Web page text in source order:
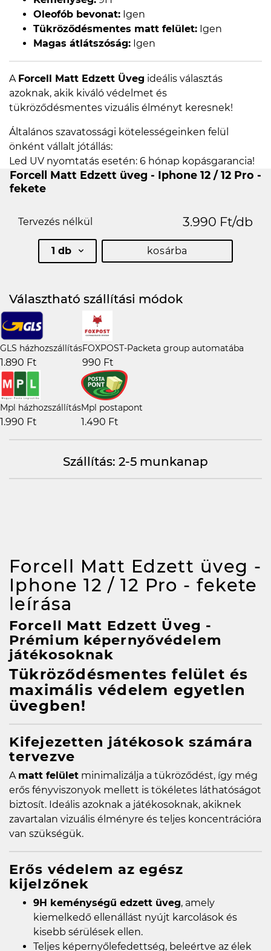
Oleofób bevonat: Igen
Tükröződésmentes matt felület: Igen
Magas átlátszóság: Igen
A Forcell Matt Edzett Üveg ideális választás
azoknak, akik kiváló védelmet és
tükröződésmentes vizuális élményt keresnek!
Általános szavatossági kötelességeinken felül
önként vállalt jótállás:
Led UV nyomtatás esetén: 6 hónap kopásgarancia!
Forcell Matt Edzett üveg - Iphone 12 / 12 Pro -
fekete
Tervezés nélkül 3.990 Ft/db
1 db kosárba
Választható szállítási módok
GLS házhozszállítás
1.890 Ft
FOXPOST-Packeta group automatába
990 Ft
Mpl házhozszállítás
1.990 Ft
Mpl postapont
1.490 Ft
Szállítás: 2-5 munkanap
Forcell Matt Edzett üveg -
Iphone 12 / 12 Pro - fekete
leírása
Forcell Matt Edzett Üveg -
Prémium képernyővédelem
játékosoknak
Tükröződésmentes felület és
maximális védelem egyetlen
üvegben!
Kifejezetten játékosok számára
tervezve
A matt felület minimalizálja a tükröződést, így még
erős fényviszonyok mellett is tökéletes láthatóságot
biztosít. Ideális azoknak a játékosoknak, akiknek
zavartalan vizuális élményre és teljes koncentrációra
van szükségük.
Erős védelem az egész
kijelzőnek
9H keménységű edzett üveg, amely
kiemelkedő ellenállást nyújt karcolások és
kisebb sérülések ellen.
Teljes képernyőlefedettség, beleértve az élek